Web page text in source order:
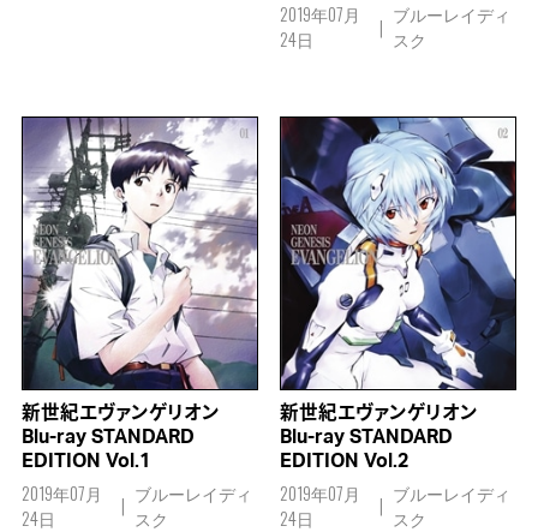
2019年07月
24日
ブルーレイディ
スク
新世紀エヴァンゲリオン
Blu-ray STANDARD
EDITION Vol.1
2019年07月
24日
ブルーレイディ
スク
新世紀エヴァンゲリオン
Blu-ray STANDARD
EDITION Vol.2
2019年07月
24日
ブルーレイディ
スク